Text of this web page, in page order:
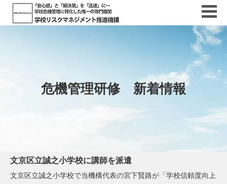
危機管理研修 新着情報
文京区立誠之小学校に講師を派遣
文京区立誠之小学校で当機構代表の宮下賢路が「学校信頼度向上